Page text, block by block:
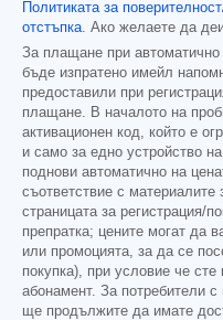
Политиката за
отстъпка . Ако желаете да
За плащане при
бъде изпратено имейл
предоставили при
плащане. В началото на
активационен код, който е
и само за едно устройство
поднови автоматично на
съответствие с материалите
страницата за регистрация/
препратка; цените могат да
или промоцията, за да се
покупка), при условие че сте
абонамент. За потребители с
ще продължите да имате